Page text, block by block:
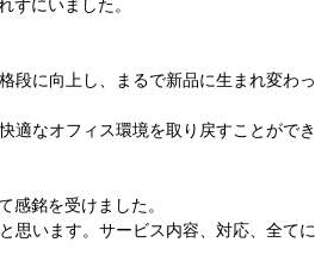
ずにいました。
段に向上し、まるで新品に生まれ変わっ
適なオフィス環境を取り戻すことができ
感銘を受けました。
思います。サービス内容、対応、全てに